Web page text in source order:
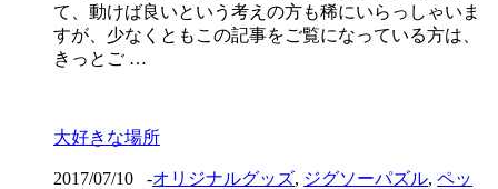
て、動けば良いという考えの方も稀にいらっしゃいま
すが、少なくともこの記事をご覧になっている方は、
きっとご …
大好きな場所
2017/07/10 -オリジナルグッズ, ジグソーパズル, ペッ